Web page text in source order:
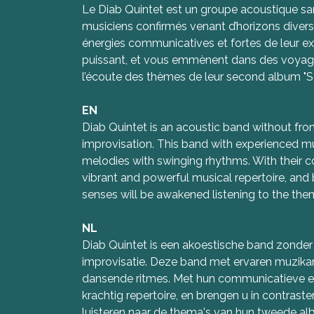
Le Diab Quintet est un groupe acoustique
musiciens confirmés venant d’horizons
énergies communicatives et fortes de leur
puissant, et vous emmènent dans des
l’écoute des thèmes de leur second album
EN
Diab Quintet is an acoustic band without
improvisation. This band with experienced
melodies with swinging rhythms. With their
vibrant and powerful musical repertoire,
senses will be awakened listening to the
NL
Diab Quintet is een akoestische band
improvisatie. Deze band met ervaren
dansende ritmes. Met hun communicatieve
krachtig repertoire, en brengen u in